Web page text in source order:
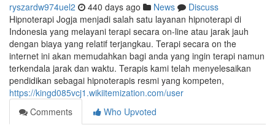
ryszardw974uel2 440 days ago News
Discuss
Hipnoterapi Jogja menjadi salah satu layanan hipnoterapi di
Indonesia yang melayani terapi secara on-line atau jarak jauh
dengan biaya yang relatif terjangkau. Terapi secara on the
internet ini akan memudahkan bagi anda yang ingin terapi namun
terkendala jarak dan waktu. Terapis kami telah menyelesaikan
pendidikan sebagai hipnoterapis resmi yang kompeten,
https://kingd085vcj1.wikiitemization.com/user
Comments
Who Upvoted